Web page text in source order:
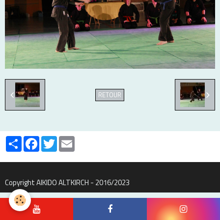
RETOUR
PartagerFacebook
Twitter
Copyright AIKIDO ALTKIRCH - 2016/2023